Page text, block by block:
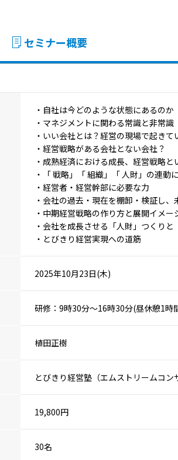
セミナー概要
・自社は今どのような状態にあるのか
・マネジメントに関わる常識と非常識
・いい会社とは？経営の現場で起きて
・経営戦略がある会社とない会社？
・成熟経済における成長、経営戦略と
・「 戦略」「 組織」「 人財」の連動
・経営者・経営幹部に必要な力
・会社の過去・現在を棚卸・検証し
・中期経営戦略の作り方と展開イメ
・会社を成長させる「人財」つくりと
・とびきり経営実現への道筋
2025年10月23日(木)
研修：9時30分～16時30分(昼休憩1
植田正樹
とびきり経営塾（エムストリームコン
19,800円
30名